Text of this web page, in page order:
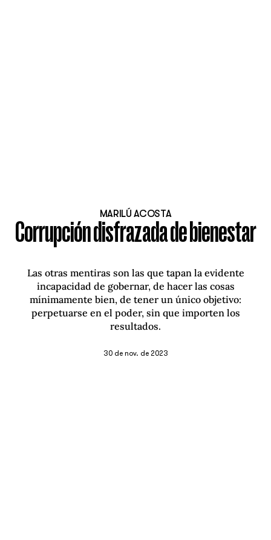
MARILÚ ACOSTA
Corrupción disfrazada de bienestar
Las otras mentiras son las que tapan la evidente
incapacidad de gobernar, de hacer las cosas
mínimamente bien, de tener un único objetivo:
perpetuarse en el poder, sin que importen los
resultados.
30 de nov. de 2023